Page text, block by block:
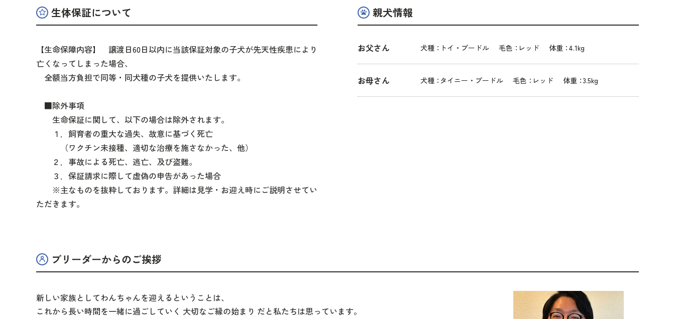
生体保証について
【生命保障内容】 譲渡日60日以内に当該保証対象の子犬が先天性疾患により
亡くなってしまった場合、
全額当方負担で同等・同犬種の子犬を提供いたします。
■除外事項
生命保証に関して、以下の場合は除外されます。
１．飼育者の重大な過失、故意に基づく死亡
（ワクチン未接種、適切な治療を施さなかった、他）
２．事故による死亡、逃亡、及び盗難。
３．保証請求に際して虚偽の申告があった場合
※主なものを抜粋しております。詳細は見学・お迎え時にご説明させてい
ただきます。
親犬情報
お父さん 犬種： トイ・プードル 毛色： レッド 体重：4.1kg
お母さん 犬種：タイニー・プードル 毛色： レッド 体重：3.5kg
ブリーダーからのご挨拶
新しい家族としてわんちゃんを迎えるということは、
これから長い時間を一緒に過ごしていく 大切なご縁の始まり だと私たちは思っています。